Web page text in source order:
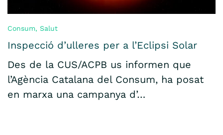
Consum, Salut
Inspecció d’ulleres per a l’Eclipsi Solar
Des de la CUS/ACPB us informen que
l’Agència Catalana del Consum, ha posat
en marxa una campanya d’…